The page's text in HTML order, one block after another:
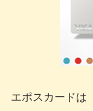
エポスカードは